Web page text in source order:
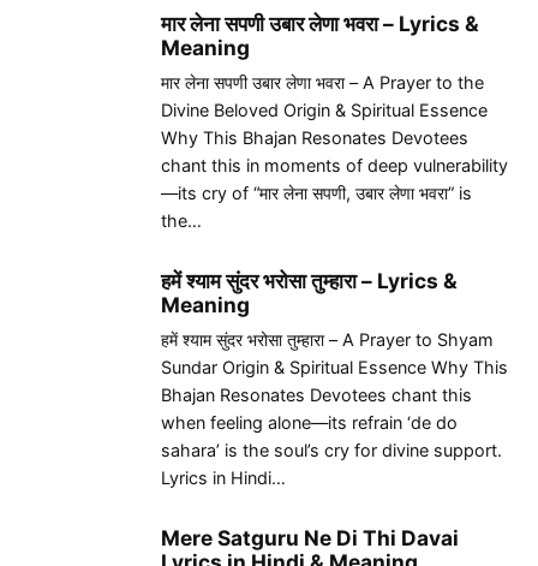
मार लेना सपणी उबार लेणा भवरा – Lyrics &
Meaning
मार लेना सपणी उबार लेणा भवरा – A Prayer to the
Divine Beloved Origin & Spiritual Essence
Why This Bhajan Resonates Devotees
chant this in moments of deep vulnerability
—its cry of “मार लेना सपणी, उबार लेणा भवरा” is
the…
हमें श्याम सुंदर भरोसा तुम्हारा – Lyrics &
Meaning
हमें श्याम सुंदर भरोसा तुम्हारा – A Prayer to Shyam
Sundar Origin & Spiritual Essence Why This
Bhajan Resonates Devotees chant this
when feeling alone—its refrain ‘de do
sahara’ is the soul’s cry for divine support.
Lyrics in Hindi…
Mere Satguru Ne Di Thi Davai